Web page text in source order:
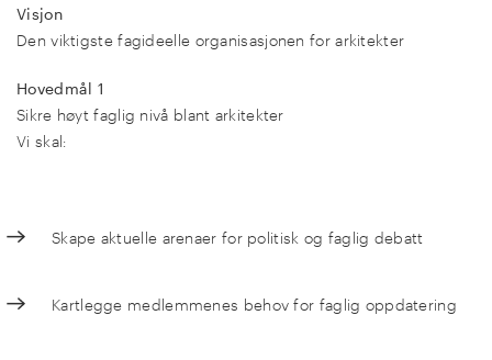
Visjon
Den viktigste fagideelle organisasjonen for arkitekter
Hovedmål 1
Sikre høyt faglig nivå blant arkitekter
Vi skal:
Skape aktuelle arenaer for politisk og faglig debatt
Kartlegge medlemmenes behov for faglig oppdatering